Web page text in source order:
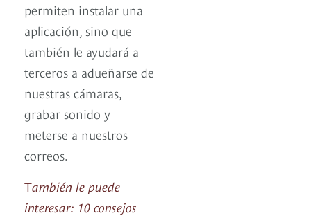
permiten instalar una
aplicación, sino que
también le ayudará a
terceros a adueñarse de
nuestras cámaras,
grabar sonido y
meterse a nuestros
correos.
También le puede
interesar: 10 consejos